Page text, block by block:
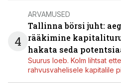
4
ARVAMUSED
Tallinna börsi juht:
rääkimine
hakata seda
Suurus loeb. Kolm lihtsat
rahvusvahelisele kapitalile